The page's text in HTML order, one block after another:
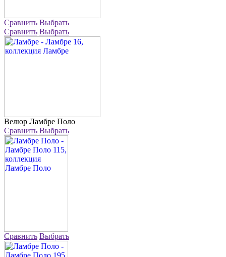
Сравнить Выбрать
Сравнить Выбрать
Велюр Ламбре Поло
Сравнить Выбрать
Сравнить Выбрать